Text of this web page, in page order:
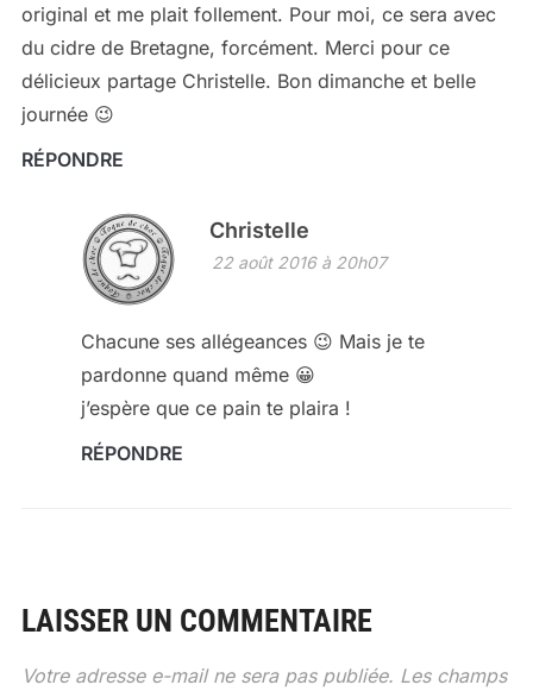
original et me plait follement. Pour moi, ce sera avec
du cidre de Bretagne, forcément. Merci pour ce
délicieux partage Christelle. Bon dimanche et belle
journée 😉
RÉPONDRE
Christelle
22 août 2016 à 20h07
Chacune ses allégeances 😉 Mais je te
pardonne quand même 😀
j’espère que ce pain te plaira !
RÉPONDRE
LAISSER UN COMMENTAIRE
Votre adresse e-mail ne sera pas publiée. Les champs